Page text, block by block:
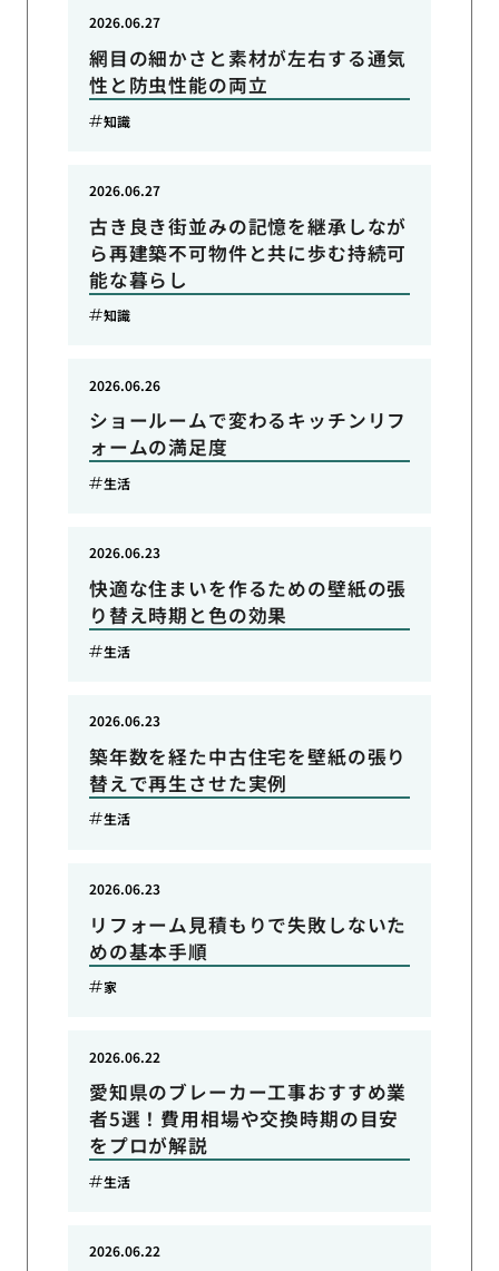
網目の細かさと素材が左右する通気
性と防虫性能の両立
2026.06.27
知識
古き良き街並みの記憶を継承しなが
ら再建築不可物件と共に歩む持続可
能な暮らし
2026.06.27
知識
ショールームで変わるキッチンリフ
ォームの満足度
2026.06.26
生活
快適な住まいを作るための壁紙の張
り替え時期と色の効果
2026.06.23
生活
築年数を経た中古住宅を壁紙の張り
替えで再生させた実例
2026.06.23
生活
リフォーム見積もりで失敗しないた
めの基本手順
2026.06.23
家
愛知県のブレーカー工事おすすめ業
者5選！費用相場や交換時期の目安
をプロが解説
2026.06.22
生活
2026.06.22